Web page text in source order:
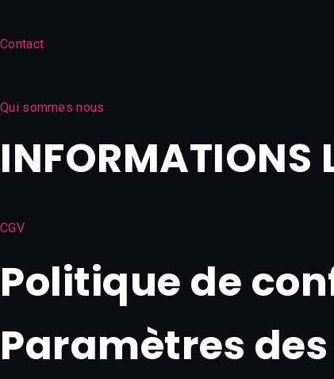
Contact
Qui sommes nous
INFORMATIONS
CGV
Politique de
Paramètres